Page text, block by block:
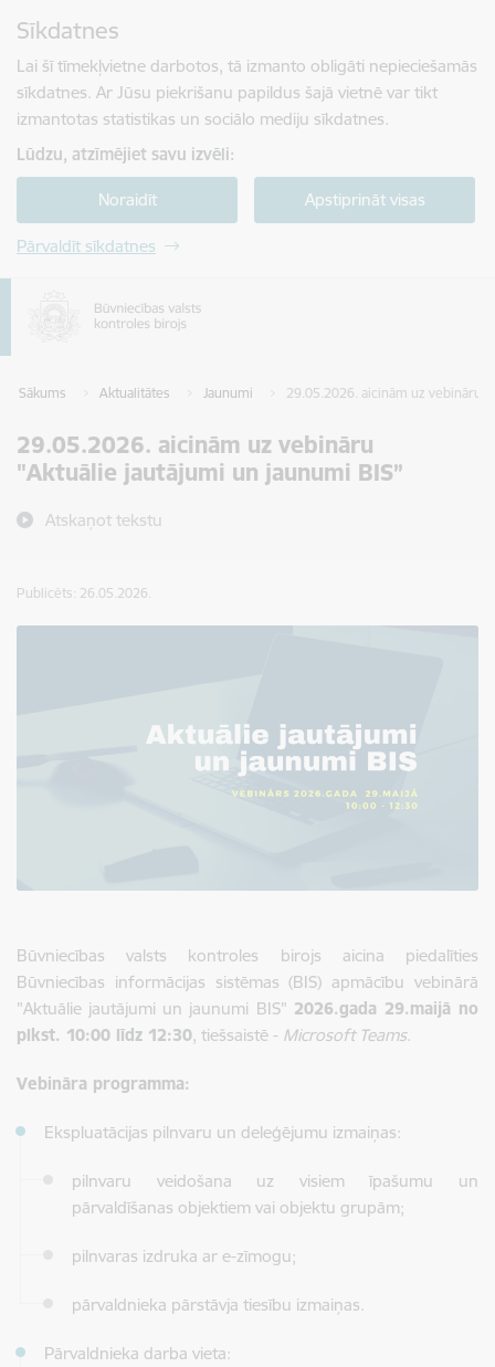
Sīkdatnes
Lai šī tīmekļvietne darbotos, tā izmanto obligāti nepieciešamās
sīkdatnes. Ar Jūsu piekrišanu papildus šajā vietnē var tikt
izmantotas statistikas un sociālo mediju sīkdatnes.
Lūdzu, atzīmējiet savu izvēli:
Noraidīt Apstiprināt visas
Pārvaldīt sīkdatnes
Sākums Aktualitātes Jaunumi 29.05.2026. aicinām uz vebināru
29.05.2026. aicinām uz vebināru
"Aktuālie jautājumi un jaunumi BIS”
Atskaņot tekstu
Publicēts: 26.05.2026.
Būvniecības valsts kontroles birojs aicina piedalīties
Būvniecības informācijas sistēmas (BIS) apmācību vebinārā
"Aktuālie jautājumi un jaunumi BIS" 2026.gada 29.maijā no
plkst. 10:00 līdz 12:30, tiešsaistē - Microsoft Teams.
Vebināra programma:
Ekspluatācijas pilnvaru un deleģējumu izmaiņas:
pilnvaru veidošana uz visiem īpašumu un
pārvaldīšanas objektiem vai objektu grupām;
pilnvaras izdruka ar e-zīmogu;
pārvaldnieka pārstāvja tiesību izmaiņas.
Pārvaldnieka darba vieta: